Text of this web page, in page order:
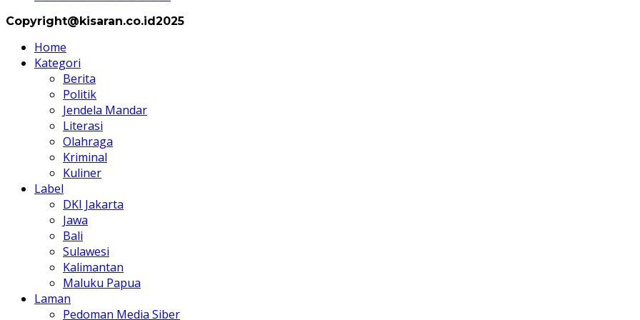
Copyright@kisaran.co.id2025
Home
Kategori
Berita
Politik
Jendela Mandar
Literasi
Olahraga
Kriminal
Kuliner
Label
DKI Jakarta
Jawa
Bali
Sulawesi
Kalimantan
Maluku Papua
Laman
Pedoman Media Siber